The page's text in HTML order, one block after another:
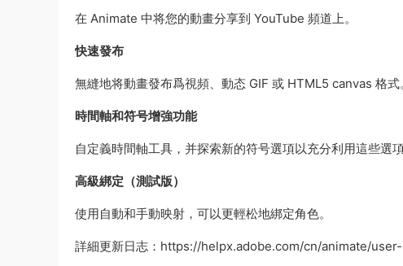
在 Animate 中将您的動畫分享到 YouTube 頻道上。
快速發布
無縫地将動畫發布爲視頻、動态 GIF 或 HTML5 canvas 格式
時間軸和符号增強功能
自定義時間軸工具，并探索新的符号選項以充分利用這些選項
高級綁定（測試版）
使用自動和手動映射，可以更輕松地綁定角色。
詳細更新日志：https://helpx.adobe.com/cn/animate/